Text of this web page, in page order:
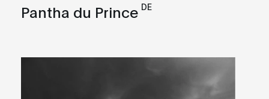
Pantha du Prince DE